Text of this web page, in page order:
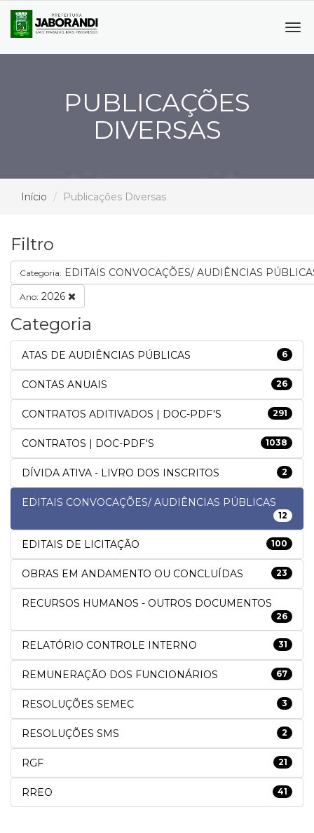
PUBLICAÇÕES
DIVERSAS
Início Publicações Diversas
Filtro
Categoria: EDITAIS CONVOCAÇÕES/ AUDIÊNCIAS
Ano: 2026
Categoria
ATAS DE AUDIÊNCIAS PÚBLICAS 6
CONTAS ANUAIS 26
CONTRATOS ADITIVADOS | DOC-PDF'S 291
CONTRATOS | DOC-PDF'S 1038
DÍVIDA ATIVA - LIVRO DOS INSCRITOS 2
EDITAIS CONVOCAÇÕES/ AUDIÊNCIAS PÚBLICAS
12
EDITAIS DE LICITAÇÃO 100
OBRAS EM ANDAMENTO OU CONCLUÍDAS 23
RECURSOS HUMANOS - OUTROS DOCUMENTOS
26
RELATÓRIO CONTROLE INTERNO 31
REMUNERAÇÃO DOS FUNCIONÁRIOS 67
RESOLUÇÕES SEMEC 3
RESOLUÇÕES SMS 2
RGF 21
RREO 41